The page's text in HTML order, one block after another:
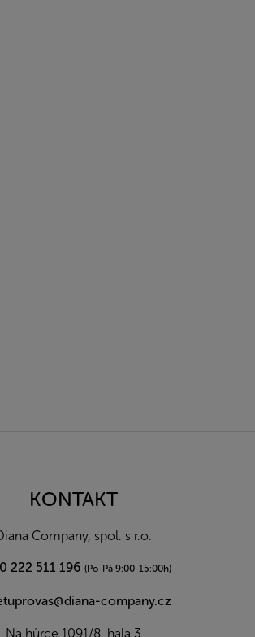
KONTAKT
Company, spol. s r.o.
222 511 196 (Po-Pá 9:00-15:00h)
company.cz
Na hůrce 1091/8, hala 3